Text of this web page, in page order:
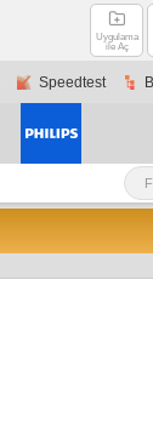
Uygulama
ile Aç
Speedtest